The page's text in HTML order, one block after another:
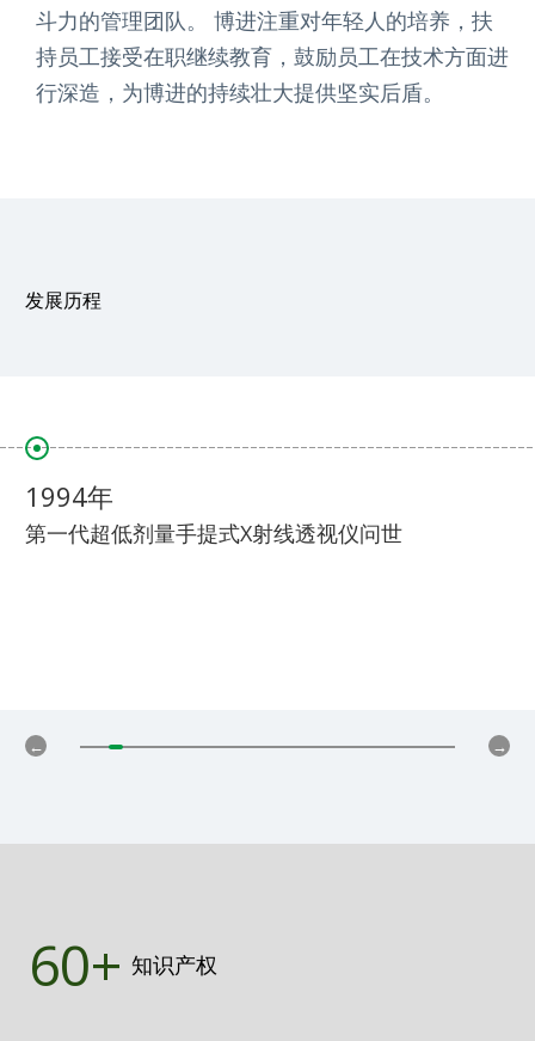
斗力的管理团队。 博进注重对年轻人的培养，扶
持员工接受在职继续教育，鼓励员工在技术方面进
行深造，为博进的持续壮大提供坚实后盾。
发展历程
1994年
第一代超低剂量手提式X射线透视仪问世
60+ 知识产权